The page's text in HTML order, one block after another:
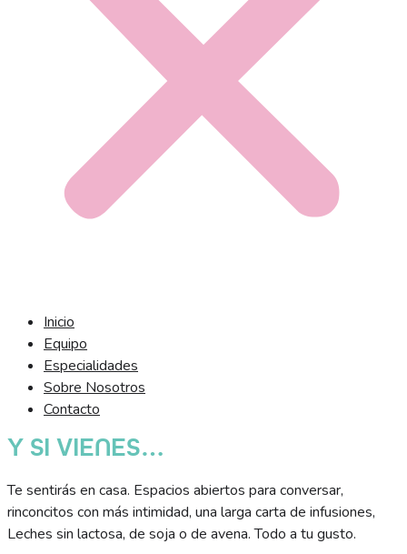
Inicio
Equipo
Especialidades
Sobre Nosotros
Contacto
Y SI VIENES…
Te sentirás en casa. Espacios abiertos para conversar,
rinconcitos con más intimidad, una larga carta de infusiones,
Leches sin lactosa, de soja o de avena. Todo a tu gusto.